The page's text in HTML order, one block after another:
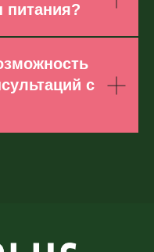
питания?
с